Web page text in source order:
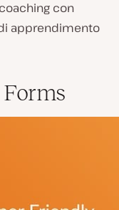
con
apprendimento